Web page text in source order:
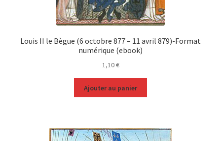
Louis II le Bègue (6 octobre 877 – 11 avril 879)-Format
numérique (ebook)
1,10€
Ajouter au panier